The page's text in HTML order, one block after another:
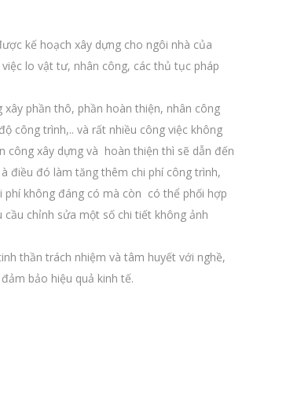
kế hoạch xây dựng cho ngôi nhà của
lo vật tư, nhân công, các thủ tục pháp
phần thô, phần hoàn thiện, nhân công
công trình,.. và rất nhiều công việc không
công xây dựng và hoàn thiện thì sẽ dẫn đến
điều đó làm tăng thêm chi phí công trình,
phí không đáng có mà còn có thể phối hợp
chỉnh sửa một số chi tiết không ảnh
thần trách nhiệm và tâm huyết với nghề,
bảo hiệu quả kinh tế.